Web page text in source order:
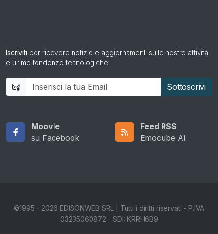
Iscriviti per ricevere notizie e aggiornamenti sulle nostre attività
e ultime tendenze tecnologiche:
Moovle
su Facebook
Feed RSS
Emocube AI
©1995 - 2026 EDISONWEB SRL | Tutti i diritti riservati - P.IVA
03235060872 - SDI: KRRH6B9